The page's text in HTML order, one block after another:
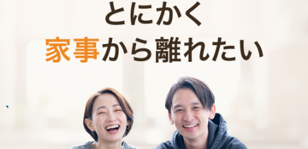
まるで実家の母親が家事を手伝いにきてくれた
安心感。
記事全文を見る
20代 女性 1人暮らし
掃除をしてもらうようになって、自分も片付け